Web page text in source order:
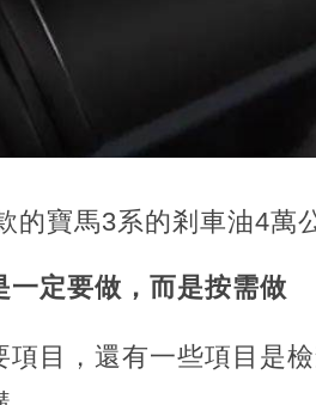
的寶馬3系的剎車油4萬
一定要做，而是按需做
項目，還有一些項目是